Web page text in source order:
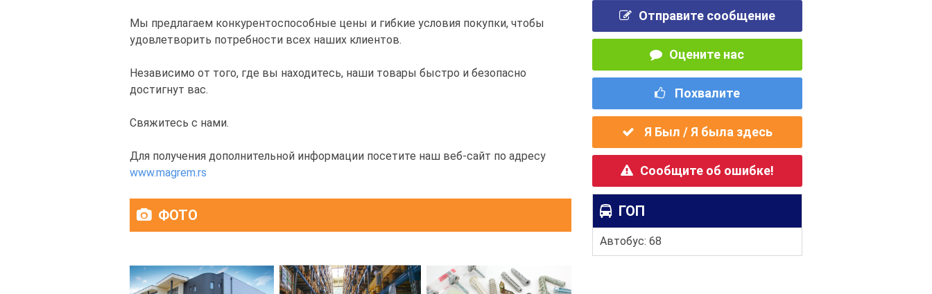
Отправите сообщение
Оцените нас
Похвалите
Я Был / Я была здесь
Сообщите об ошибке!
ГОП
Автобус: 68
Мы предлагаем конкурентоспособные цены и гибкие условия покупки, чтобы
удовлетворить потребности всех наших клиентов.
Независимо от того, где вы находитесь, наши товары быстро и безопасно
достигнут вас.
Свяжитесь с нами.
Для получения дополнительной информации посетите наш веб-сайт по адресу
www.magrem.rs
ФОТО